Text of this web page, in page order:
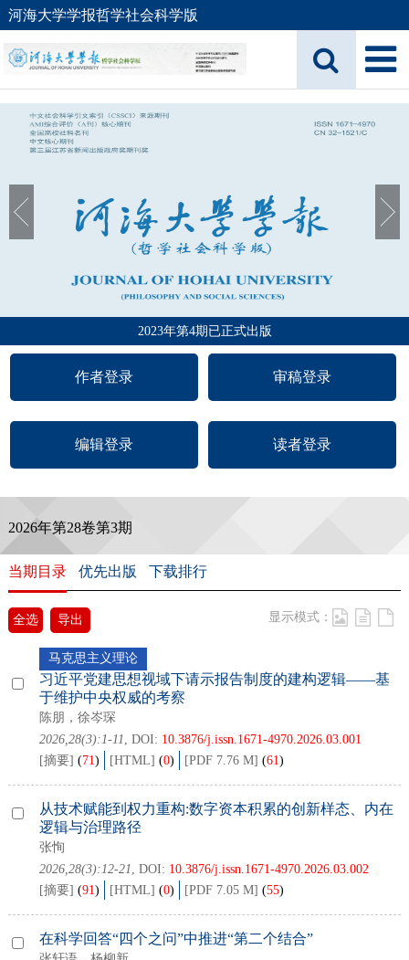
河海大学学报哲学社会科学版
2023年第4期已正式出版
作者登录 审稿登录
编辑登录 读者登录
2026年第28卷第3期
当期目录 优先出版 下载排行
全选 导出 显示模式：
马克思主义理论
习近平党建思想视域下请示报告制度的建构逻辑——基
于维护中央权威的考察
陈朋，徐岑琛
2026,28(3):1-11
, DOI: 10.3876/j.issn.1671-4970.2026.03.001
[摘要] (71) [HTML] (0) [PDF 7.76 M] (61)
从技术赋能到权力重构:数字资本积累的创新样态、内在
逻辑与治理路径
张恂
2026,28(3):12-21
, DOI: 10.3876/j.issn.1671-4970.2026.03.002
[摘要] (91) [HTML] (0) [PDF 7.05 M] (55)
在科学回答“四个之问”中推进“第二个结合”